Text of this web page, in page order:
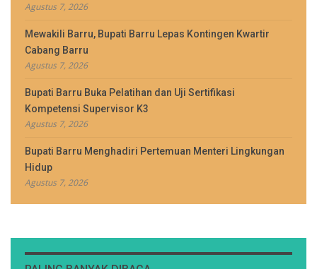
Agustus 7, 2026
Mewakili Barru, Bupati Barru Lepas Kontingen Kwartir
Cabang Barru
Agustus 7, 2026
Bupati Barru Buka Pelatihan dan Uji Sertifikasi
Kompetensi Supervisor K3
Agustus 7, 2026
Bupati Barru Menghadiri Pertemuan Menteri Lingkungan
Hidup
Agustus 7, 2026